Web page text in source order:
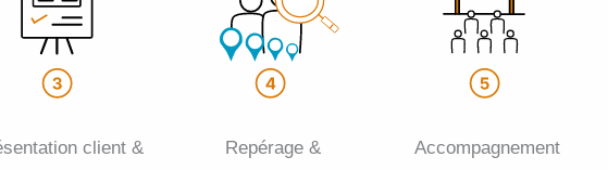
client &
Repérage &
Accompagnement